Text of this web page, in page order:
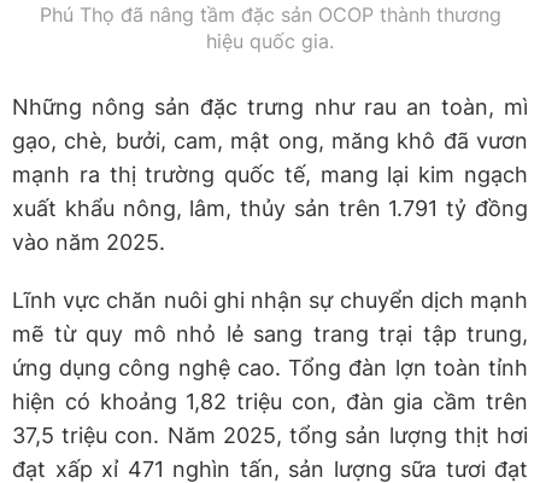
Phú Thọ đã nâng tầm đặc sản OCOP thành thương
hiệu quốc gia.
Những nông sản đặc trưng như rau an toàn, mì
gạo, chè, bưởi, cam, mật ong, măng khô đã vươn
mạnh ra thị trường quốc tế, mang lại kim ngạch
xuất khẩu nông, lâm, thủy sản trên 1.791 tỷ đồng
vào năm 2025.
Lĩnh vực chăn nuôi ghi nhận sự chuyển dịch mạnh
mẽ từ quy mô nhỏ lẻ sang trang trại tập trung,
ứng dụng công nghệ cao. Tổng đàn lợn toàn tỉnh
hiện có khoảng 1,82 triệu con, đàn gia cầm trên
37,5 triệu con. Năm 2025, tổng sản lượng thịt hơi
đạt xấp xỉ 471 nghìn tấn, sản lượng sữa tươi đạt